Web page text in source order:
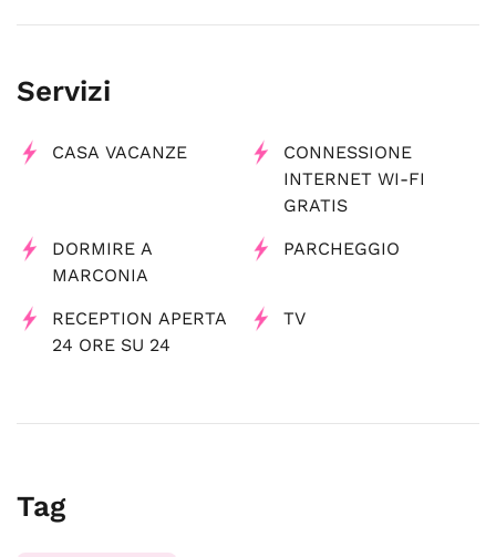
Servizi
CASA VACANZE
CONNESSIONE
INTERNET WI-FI
GRATIS
DORMIRE A
MARCONIA
PARCHEGGIO
RECEPTION APERTA
24 ORE SU 24
TV
Tag